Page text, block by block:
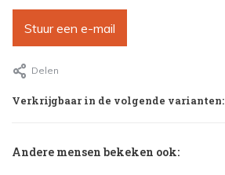
Stuur een e-mail
Delen
Verkrijgbaar in de volgende varianten:
Andere mensen bekeken ook: